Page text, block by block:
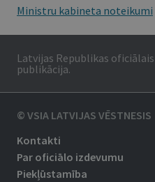
Ministru kabineta noteikumi
Latvijas Republikas
publikācija.
© VSIA LATVIJAS VĒSTNESIS
Kontakti
Par oficiālo izdevumu
Piekļūstamība